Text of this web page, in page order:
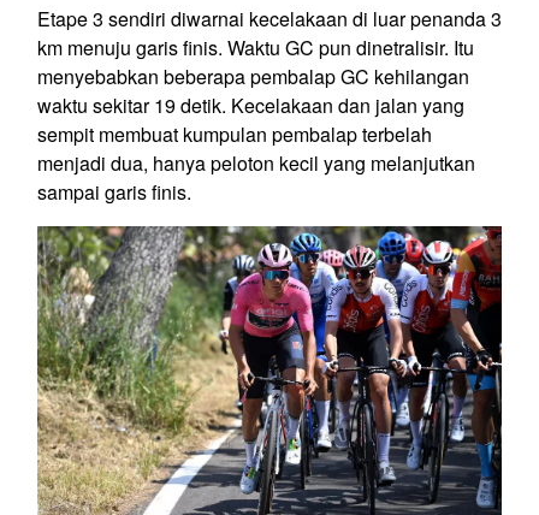
Etape 3 sendiri diwarnai kecelakaan di luar penanda 3
km menuju garis finis. Waktu GC pun dinetralisir. Itu
menyebabkan beberapa pembalap GC kehilangan
waktu sekitar 19 detik. Kecelakaan dan jalan yang
sempit membuat kumpulan pembalap terbelah
menjadi dua, hanya peloton kecil yang melanjutkan
sampai garis finis.